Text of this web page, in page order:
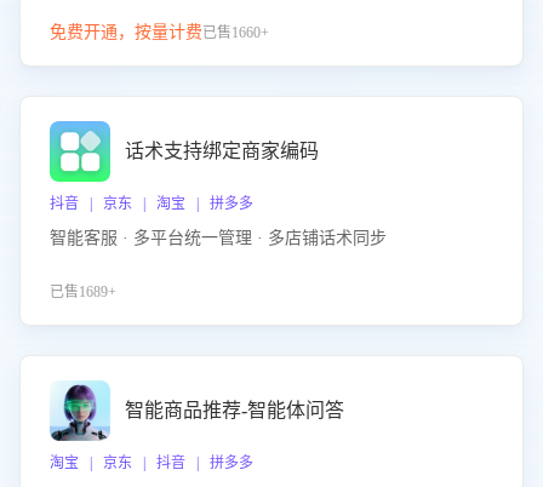
免费开通，按量计费已售1660+
话术支持绑定商家编码
抖音 | 京东 | 淘宝 | 拼多多
智能客服 · 多平台统一管理 · 多店铺话术同步
已售1689+
智能商品推荐-智能体问答
淘宝 | 京东 | 抖音 | 拼多多